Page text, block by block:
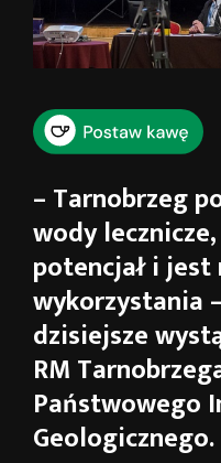
– Tarnobrzeg
wody
potencjał i
wykorzystania
dzisiejsze
RM
Państwowego
Geologicznego.